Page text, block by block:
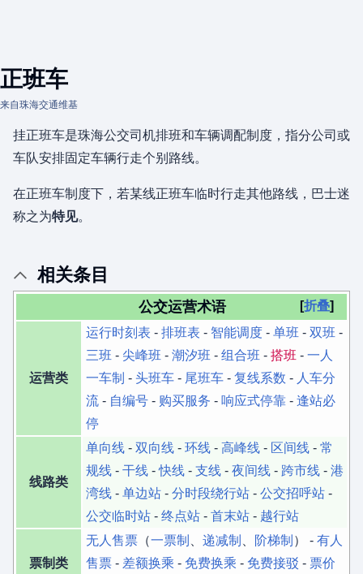
正班车
来自珠海交通维基
挂正班车是珠海公交司机排班和车辆调配制度，指分公司或
车队安排固定车辆行走个别路线。
在正班车制度下，若某线正班车临时行走其他路线，巴士迷
称之为特见。
相关条目
折叠
公交运营术语
运营类
运行时刻表 - 排班表 - 智能调度 - 单班 - 双班 -
三班 - 尖峰班 - 潮汐班 - 组合班 - 搭班 - 一人
一车制 - 头班车 - 尾班车 - 复线系数 - 人车分
流 - 自编号 - 购买服务 - 响应式停靠 - 逢站必
停
线路类
单向线 - 双向线 - 环线 - 高峰线 - 区间线 - 常
规线 - 干线 -快线 - 支线 - 夜间线 - 跨市线 - 港
湾线 - 单边站 - 分时段绕行站 - 公交招呼站 -
公交临时站 - 终点站 - 首末站 - 越行站
票制类
无人售票 （一票制 递减制 阶梯制 ） - 有人
售票 - 差额换乘 - 免费换乘 - 免费接驳 - 票价